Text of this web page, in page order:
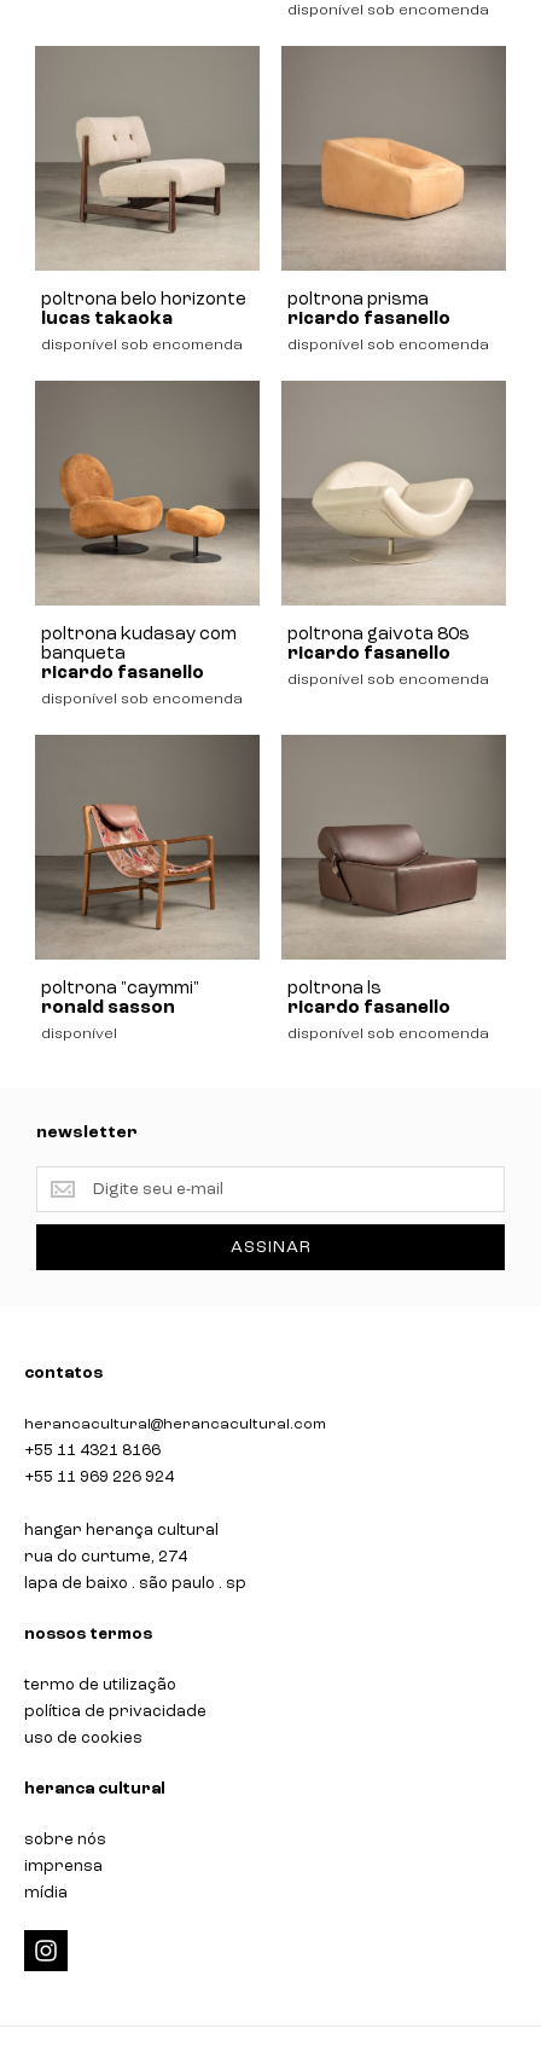
disponível sob encomenda
poltrona belo horizonte
lucas takaoka
disponível sob encomenda
poltrona prisma
ricardo fasanello
disponível sob encomenda
poltrona kudasay com
banqueta
ricardo fasanello
disponível sob encomenda
poltrona gaivota 80s
ricardo fasanello
disponível sob encomenda
poltrona "caymmi"
ronald sasson
disponível
poltrona ls
ricardo fasanello
disponível sob encomenda
newsletter
newsletter
ASSINAR
contatos
herancacultural@herancacultural.com
+55 11 4321 8166
+55 11 969 226 924
hangar herança cultural
rua do curtume, 274
lapa de baixo . são paulo . sp
nossos termos
termo de utilização
política de privacidade
uso de cookies
heranca cultural
sobre nós
imprensa
mídia
i
n